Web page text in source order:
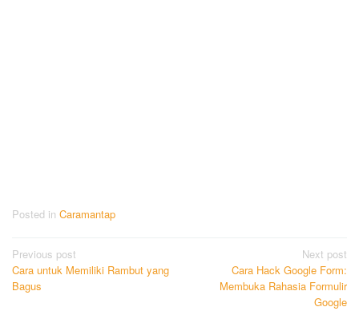
Posted in Caramantap
Post
navigation
Previous post
Cara untuk Memiliki Rambut yang
Bagus
Next post
Cara Hack Google Form:
Membuka Rahasia Formulir
Google